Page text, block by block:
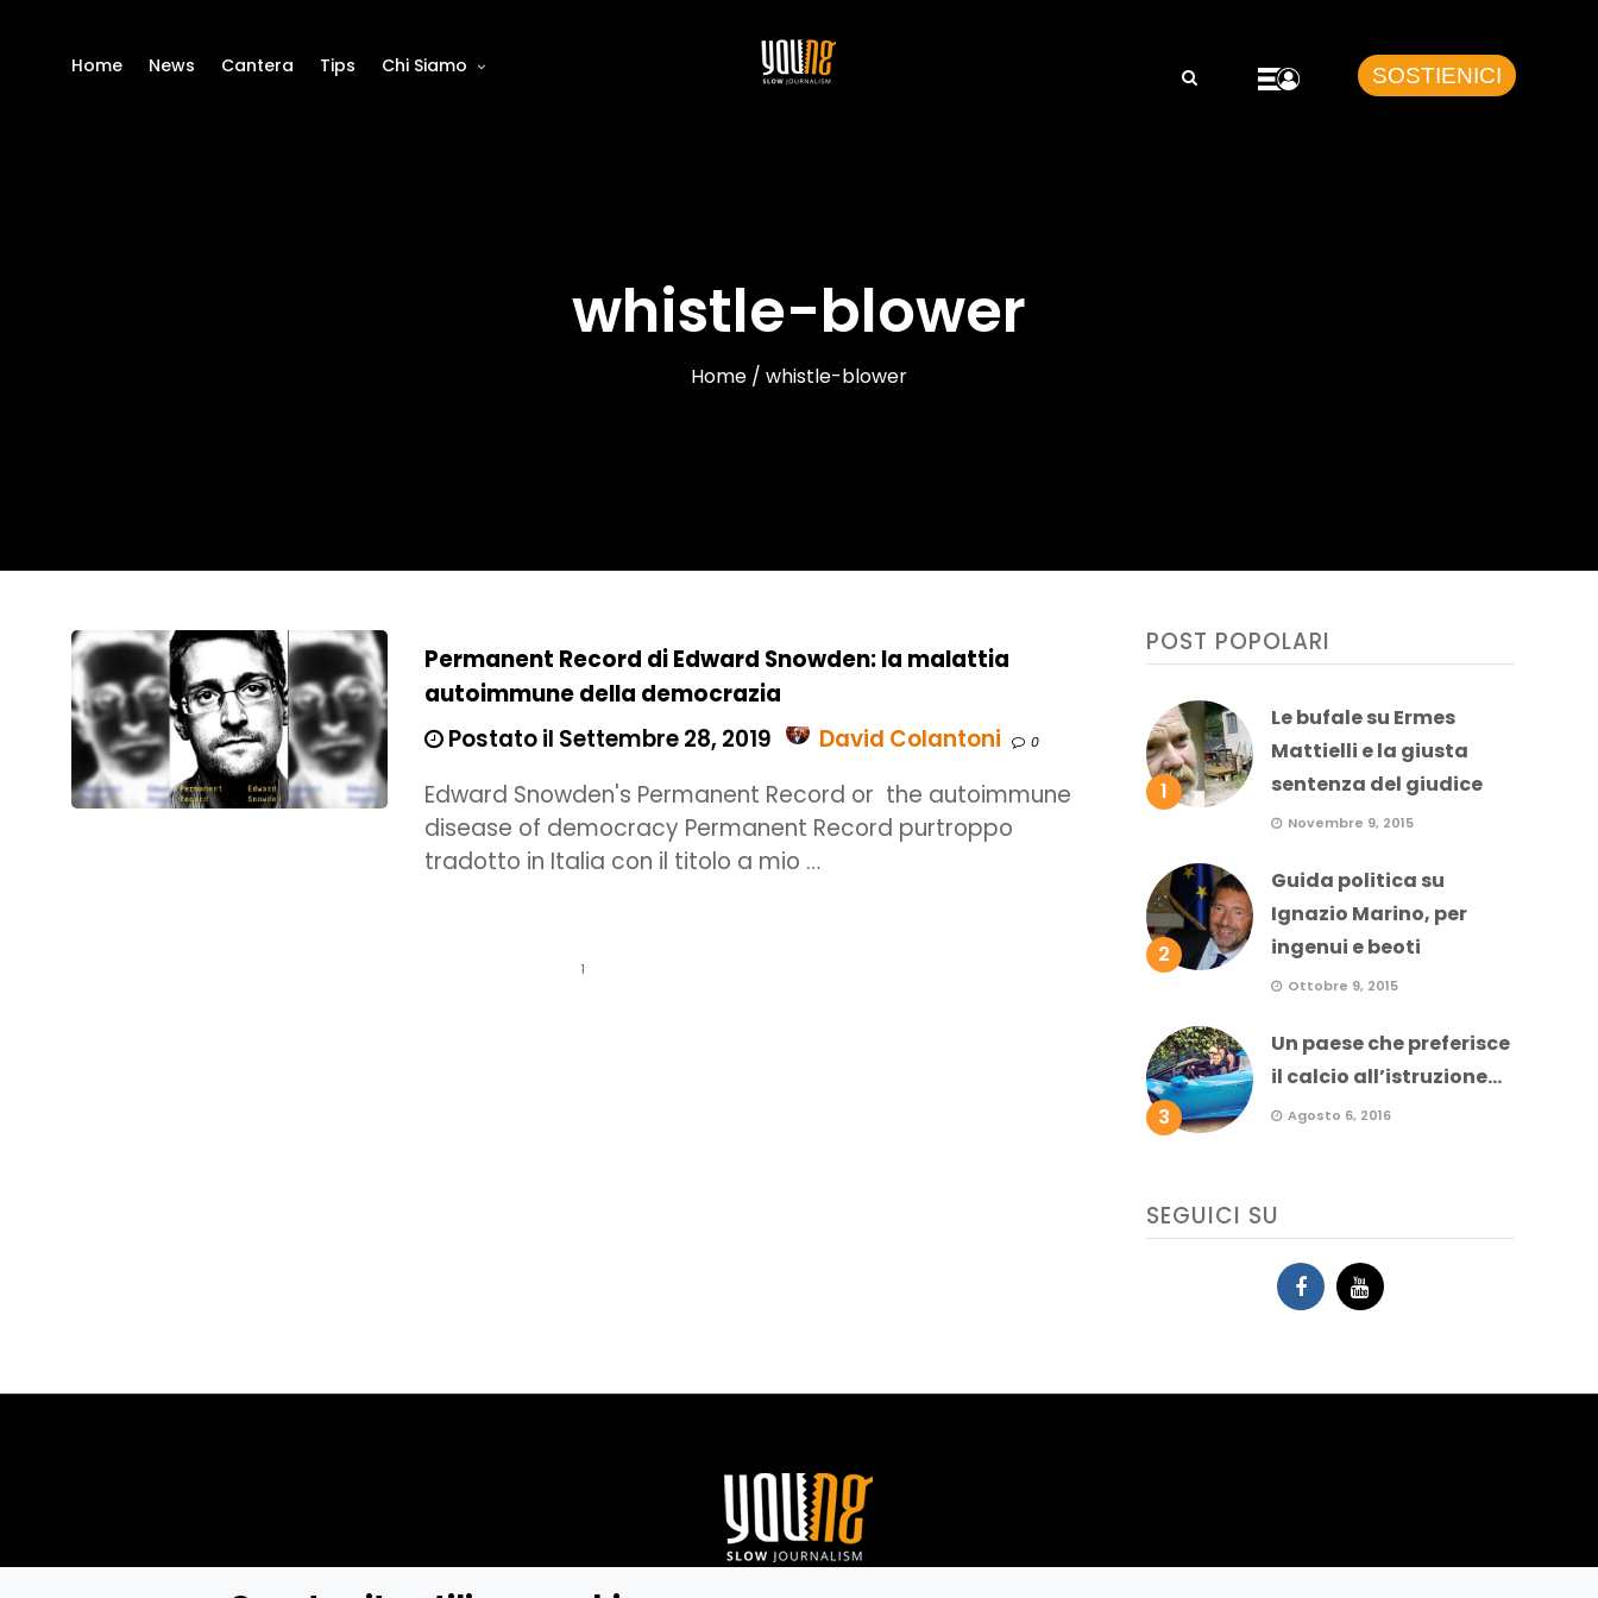
Home News Cantera Tips Chi Siamo SOSTIENICI
whistle-blower
Home / whistle-blower
Permanent Record di Edward Snowden: la malattia
autoimmune della democrazia
Postato il Settembre 28, 2019
David Colantoni 0
Edward Snowden's Permanent Record or the autoimmune
disease of democracy Permanent Record purtroppo
tradotto in Italia con il titolo a mio …
1
POST POPOLARI
1
Le bufale su Ermes
Mattielli e la giusta
sentenza del giudice
Novembre 9, 2015
2
Guida politica su
Ignazio Marino, per
ingenui e beoti
Ottobre 9, 2015
3
Un paese che preferisce
il calcio all’istruzione...
Agosto 6, 2016
SEGUICI SU